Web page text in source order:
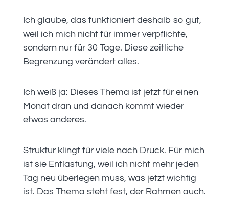
Ich glaube, das funktioniert deshalb so gut,
weil ich mich nicht für immer verpflichte,
sondern nur für 30 Tage. Diese zeitliche
Begrenzung verändert alles.
Ich weiß ja: Dieses Thema ist jetzt für einen
Monat dran und danach kommt wieder
etwas anderes.
Struktur klingt für viele nach Druck. Für mich
ist sie Entlastung, weil ich nicht mehr jeden
Tag neu überlegen muss, was jetzt wichtig
ist. Das Thema steht fest, der Rahmen auch.